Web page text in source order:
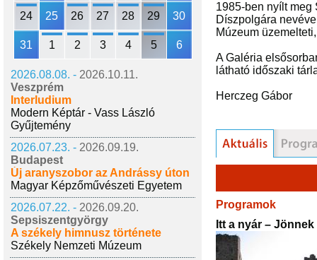
24 25 26 27 28 29 30
31 1 2 3 4 5 6
2026.08.08. - 2026.10.11.
Veszprém
Interludium
Modern Képtár - Vass László
Gyűjtemény
2026.07.23. - 2026.09.19.
Budapest
Új aranyszobor az Andrássy úton
Magyar Képzőművészeti Egyetem
2026.07.22. - 2026.09.20.
Sepsiszentgyörgy
A székely himnusz története
Székely Nemzeti Múzeum
1985-ben nyílt meg
Díszpolgára
Múzeum
A Galéria
látható időszaki
Herczeg Gábor
Programok
Itt a nyár –